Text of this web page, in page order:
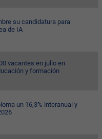
su candidatura para
de IA
vacantes en julio en
y formación
un 16,3% interanual y